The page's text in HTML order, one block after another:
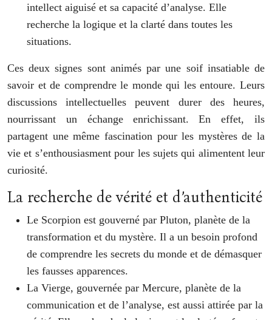
intellect aiguisé et sa capacité d’analyse. Elle
recherche la logique et la clarté dans toutes les
situations.
Ces deux signes sont animés par une soif insatiable de
savoir et de comprendre le monde qui les entoure. Leurs
discussions intellectuelles peuvent durer des heures,
nourrissant un échange enrichissant. En effet, ils
partagent une même fascination pour les mystères de la
vie et s’enthousiasment pour les sujets qui alimentent leur
curiosité.
La recherche de vérité et d’authenticité
Le Scorpion est gouverné par Pluton, planète de la
transformation et du mystère. Il a un besoin profond
de comprendre les secrets du monde et de démasquer
les fausses apparences.
La Vierge, gouvernée par Mercure, planète de la
communication et de l’analyse, est aussi attirée par la